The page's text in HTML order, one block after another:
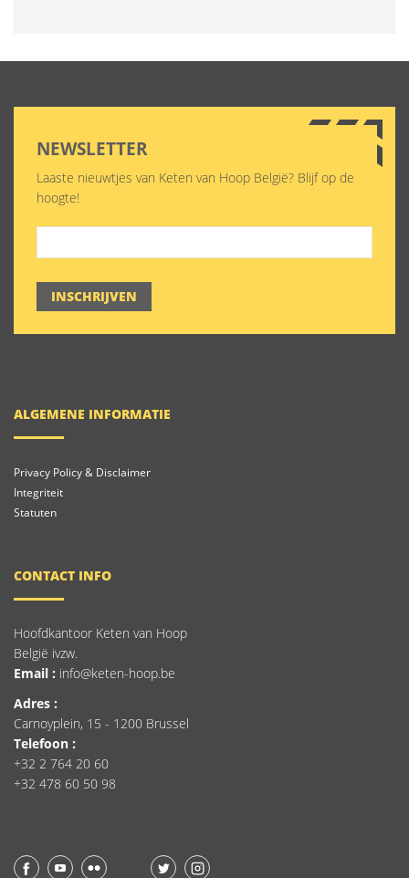
NEWSLETTER
Laaste nieuwtjes van Keten van Hoop België? Blijf op de
hoogte!
INSCHRIJVEN
ALGEMENE INFORMATIE
Privacy Policy & Disclaimer
Integriteit
Statuten
CONTACT INFO
Hoofdkantoor Keten van Hoop
België ivzw.
Email : info@keten-hoop.be
Adres :
Carnoyplein, 15 - 1200 Brussel
Telefoon :
+32 2 764 20 60
+32 478 60 50 98